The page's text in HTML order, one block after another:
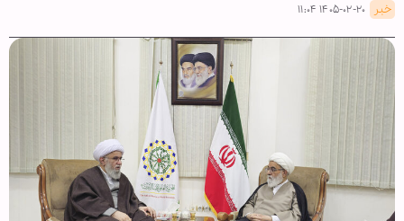
خبر ۱۴۰۵-۰۲-۲۰ ۱۱:۰۴